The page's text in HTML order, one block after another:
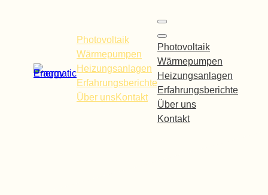
Photovoltaik
Wärmepumpen
Heizungsanlagen
Erfahrungsberichte
Über unsKontakt
Photovoltaik
Wärmepumpen
Heizungsanlagen
Erfahrungsberichte
Über uns
Kontakt